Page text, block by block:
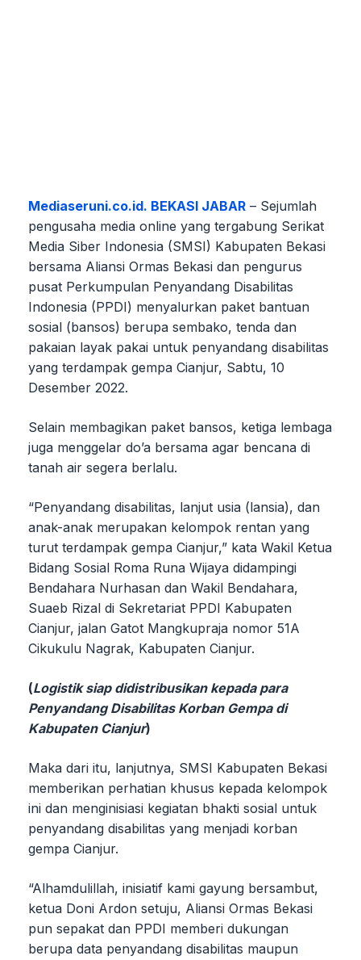
Mediaseruni.co.id. BEKASI JABAR – Sejumlah
pengusaha media online yang tergabung Serikat
Media Siber Indonesia (SMSI) Kabupaten Bekasi
bersama Aliansi Ormas Bekasi dan pengurus
pusat Perkumpulan Penyandang Disabilitas
Indonesia (PPDI) menyalurkan paket bantuan
sosial (bansos) berupa sembako, tenda dan
pakaian layak pakai untuk penyandang disabilitas
yang terdampak gempa Cianjur, Sabtu, 10
Desember 2022.
Selain membagikan paket bansos, ketiga lembaga
juga menggelar do’a bersama agar bencana di
tanah air segera berlalu.
“Penyandang disabilitas, lanjut usia (lansia), dan
anak-anak merupakan kelompok rentan yang
turut terdampak gempa Cianjur,” kata Wakil Ketua
Bidang Sosial Roma Runa Wijaya didampingi
Bendahara Nurhasan dan Wakil Bendahara,
Suaeb Rizal di Sekretariat PPDI Kabupaten
Cianjur, jalan Gatot Mangkupraja nomor 51A
Cikukulu Nagrak, Kabupaten Cianjur.
(Logistik siap didistribusikan kepada para
Penyandang Disabilitas Korban Gempa di
Kabupaten Cianjur)
Maka dari itu, lanjutnya, SMSI Kabupaten Bekasi
memberikan perhatian khusus kepada kelompok
ini dan menginisiasi kegiatan bhakti sosial untuk
penyandang disabilitas yang menjadi korban
gempa Cianjur.
“Alhamdulillah, inisiatif kami gayung bersambut,
ketua Doni Ardon setuju, Aliansi Ormas Bekasi
pun sepakat dan PPDI memberi dukungan
berupa data penyandang disabilitas maupun